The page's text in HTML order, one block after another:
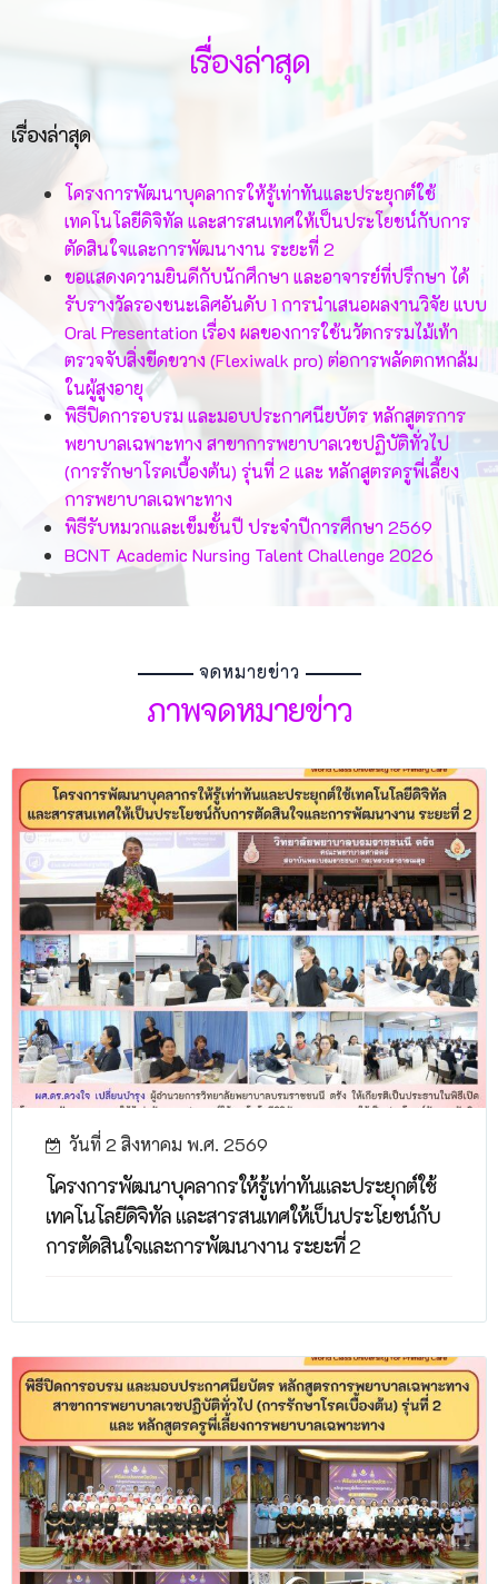
เรื่องล่าสุด
เรื่องล่าสุด
โครงการพัฒนาบุคลากรให้รู้เท่าทันและประยุกต์ใช้
เทคโนโลยีดิจิทัล และสารสนเทศให้เป็นประโยชน์กับการ
ตัดสินใจและการพัฒนางาน ระยะที่ 2
ขอแสดงความยินดีกับนักศึกษา และอาจารย์ที่ปรึกษา ได้
รับรางวัลรองชนะเลิศอันดับ 1 การนำเสนอผลงานวิจัย แบบ
Oral Presentation เรื่อง ผลของการใช้นวัตกรรมไม้เท้า
ตรวจจับสิ่งขีดขวาง (Flexiwalk pro) ต่อการพลัดตกหกล้ม
ในผู้สูงอายุ
พิธีปิดการอบรม และมอบประกาศนียบัตร หลักสูตรการ
พยาบาลเฉพาะทาง สาขาการพยาบาลเวชปฏิบัติทั่วไป
(การรักษาโรคเบื้องต้น) รุ่นที่ 2 และ หลักสูตรครูพี่เลี้ยง
การพยาบาลเฉพาะทาง
พิธีรับหมวกและเข็มชั้นปี ประจำปีการศึกษา 2569
BCNT Academic Nursing Talent Challenge 2026
จดหมายข่าว
ภาพจดหมายข่าว
วันที่ 2 สิงหาคม พ.ศ. 2569
โครงการพัฒนาบุคลากรให้รู้เท่าทันและประยุกต์ใช้
เทคโนโลยีดิจิทัล และสารสนเทศให้เป็นประโยชน์กับ
การตัดสินใจและการพัฒนางาน ระยะที่ 2